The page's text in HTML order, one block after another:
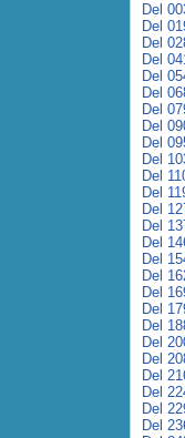
Del
Del
Del
Del
Del
Del
Del
Del
Del
Del
Del
Del
Del
Del
Del
Del
Del
Del
Del
Del
Del
Del
Del
Del
Del
Del